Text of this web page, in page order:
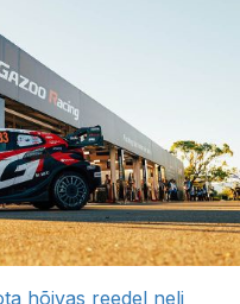
hõivas reedel neli